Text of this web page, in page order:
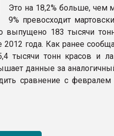
Это на 18,2% больше, чем
9% превосходит
выпущено 183 тысячи
года. Как ранее
тысячи тонн красов и
данные за
сравнение с